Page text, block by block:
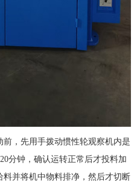
，先用手拨动惯性轮观察机内是
分钟，确认运转正常后才投料加
并将机中物料排净，然后才切断